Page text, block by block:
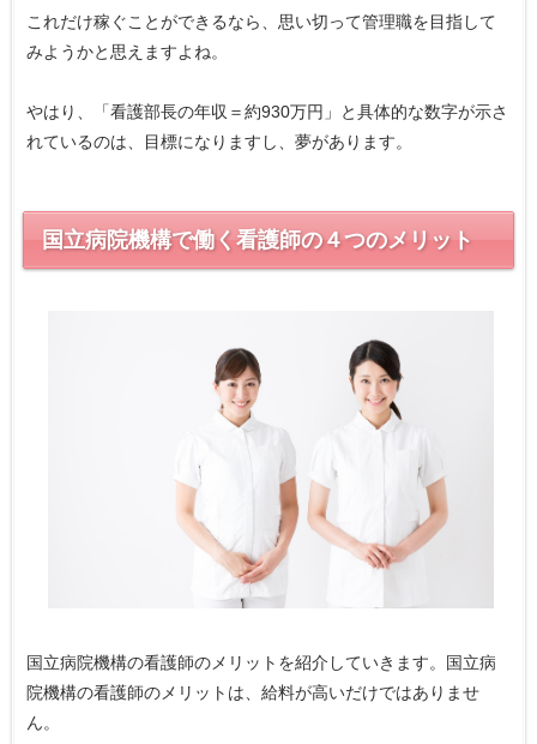
これだけ稼ぐことができるなら、思い切って管理職を目指して
みようかと思えますよね。
やはり、「看護部長の年収＝約930万円」と具体的な数字が示さ
れているのは、目標になりますし、夢があります。
国立病院機構で働く看護師の４つのメリット
国立病院機構の看護師のメリットを紹介していきます。国立病
院機構の看護師のメリットは、給料が高いだけではありませ
ん。